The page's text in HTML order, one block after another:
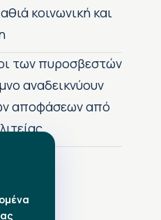
κοινωνική και
των πυροσβεστών
αναδεικνύουν
αποφάσεων από